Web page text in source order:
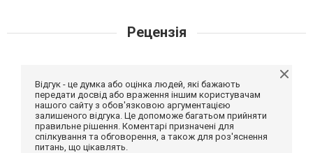
Рецензія
Відгук - це думка або оцінка людей, які бажають
передати досвід або враження іншим користувачам
нашого сайту з обов'язковою аргументацією
залишеного відгука. Це допоможе багатьом прийняти
правильне рішення. Коментарі призначені для
спілкування та обговорення, а також для роз'яснення
питань, що цікавлять.